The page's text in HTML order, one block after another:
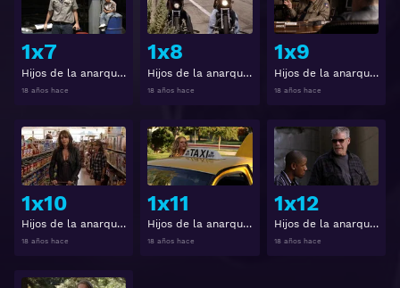
1x7
Hijos de la anarquía 1x7
18 años hace
1x8
Hijos de la anarquía 1x8
18 años hace
1x9
Hijos de la anarquía 1x9
18 años hace
1x10
Hijos de la anarquía 1x10
18 años hace
Ver
1x11
Hijos de la anarquía 1x11
18 años hace
Ver
1x12
Hijos de la anarquía 1x12
18 años hace